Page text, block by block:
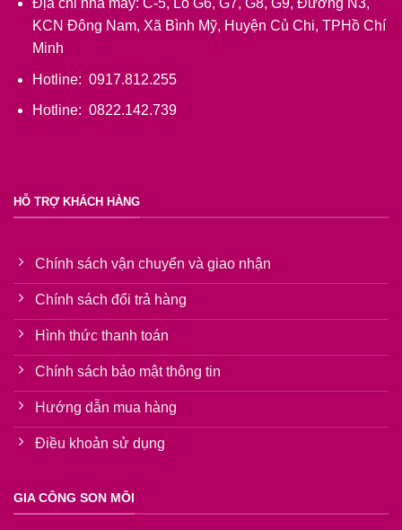
Địa chỉ nhà máy: C-5, Lô G6, G7, G8, G9, Đường N3,
KCN Đông Nam, Xã Bình Mỹ, Huyện Củ Chi, TPHồ Chí
Minh
Hotline: 0917.812.255
Hotline: 0822.142.739
HỖ TRỢ KHÁCH HÀNG
Chính sách vận chuyển và giao nhận
Chính sách đổi trả hàng
Hình thức thanh toán
Chính sách bảo mật thông tin
Hướng dẫn mua hàng
Điều khoản sử dụng
GIA CÔNG SON MÔI